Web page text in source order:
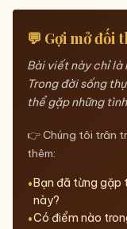
💬 Gợi mở đối
Bài viết này chỉ là
Trong đời sống
thể gặp những
👉 Chúng tôi trân
thêm:
Bạn đã từng gặp
này?
Có điểm nào